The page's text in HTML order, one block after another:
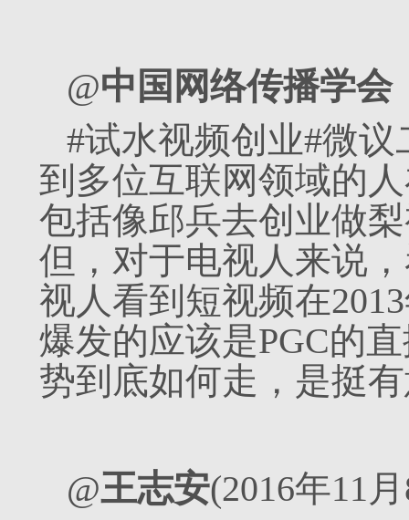
@中国网络传播学会
#试水视频创业#微
到多位互联网领域的
包括像邱兵去创业做
但，对于电视人来说
视人看到短视频在
爆发的应该是PGC的
势到底如何走，是挺
@王志安(2016年11